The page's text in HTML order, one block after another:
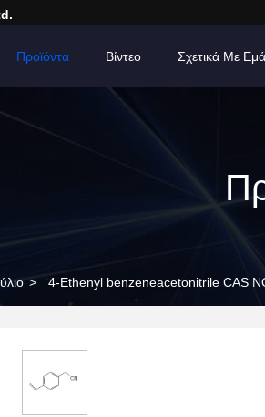
Προϊόντα Βίντεο Σχετικά Με
> 4-Ethenyl benzeneacetonitrile CAS